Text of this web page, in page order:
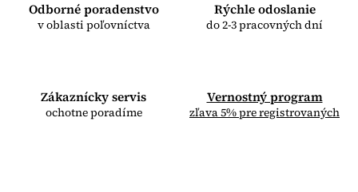
Odborné poradenstvo
v oblasti poľovníctva
Rýchle odoslanie
do 2-3 pracovných dní
Zákaznícky servis
ochotne poradíme
Vernostný program
zľava 5% pre registrovaných